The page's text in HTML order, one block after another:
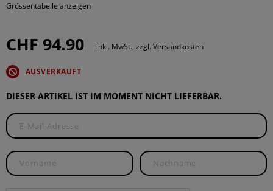
Grössentabelle anzeigen
CHF 94.90 inkl. MwSt., zzgl. Versandkosten
AUSVERKAUFT
DIESER ARTIKEL IST IM MOMENT NICHT LIEFERBAR.